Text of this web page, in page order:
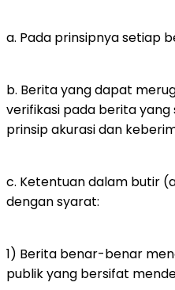
a. Pada prinsipnya setiap
b. Berita yang dapat
verifikasi pada berita
prinsip akurasi dan
c. Ketentuan dalam butir
dengan syarat:
1) Berita benar-benar
publik yang bersifat